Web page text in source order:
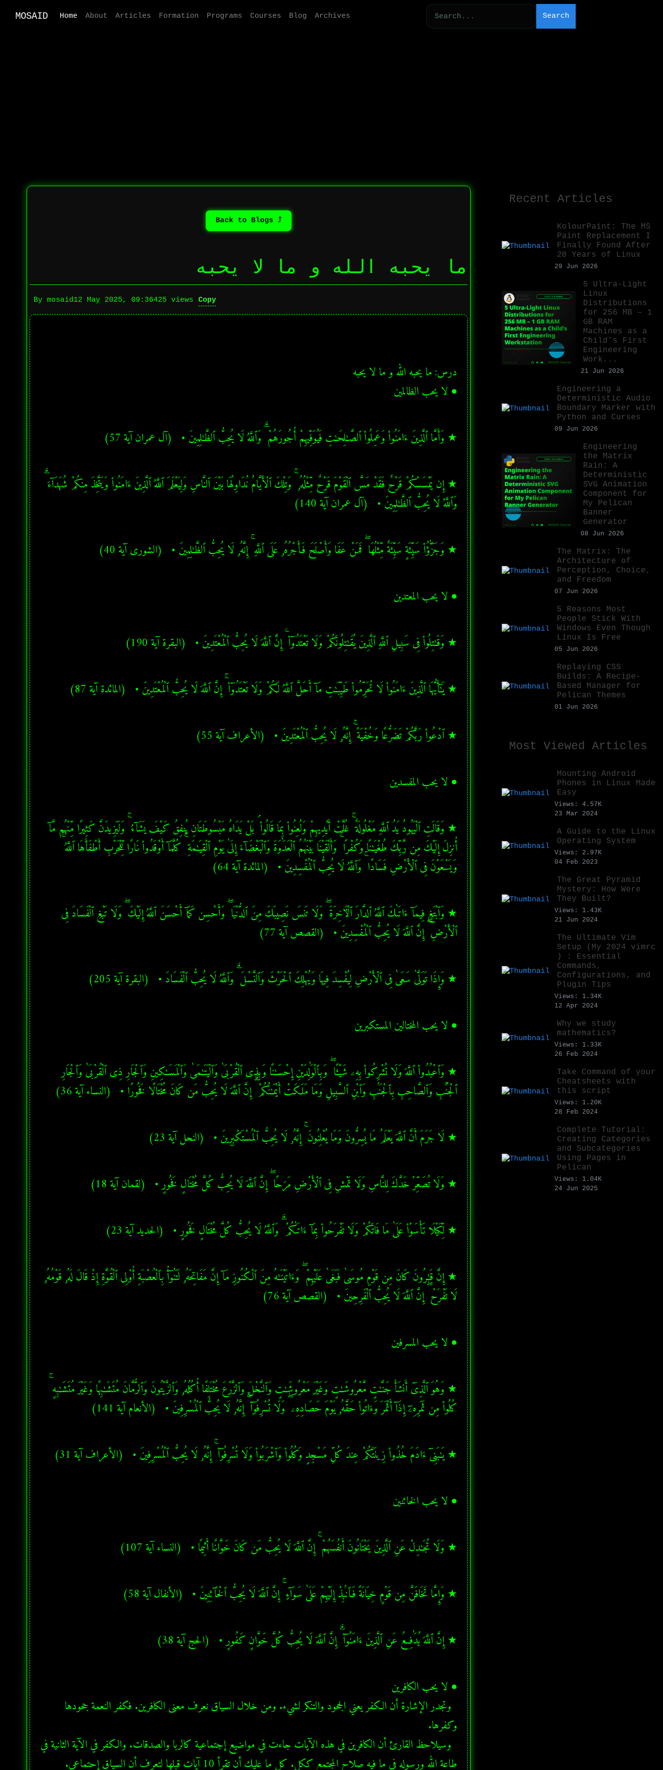
MOSAID Home About Articles Formation Programs Courses Blog Archives Search
⤴ Back to Blogs
ما يحبه الله و ما لا يحبه
By mosaid12 May 2025, 09:36425 views Copy
● لا يحب الظالمين
★ وَأَمَّا ٱلَّذِينَ ءَامَنُوا۟ وَعَمِلُوا۟ ٱلصَّـٰلِحَـٰتِ فَيُوَفِّيهِمْ أُجُورَهُمْ ۗ وَٱللَّهُ لَا يُحِبُّ ٱلظَّـٰلِمِينَ •   (آل عمران آية 57)
وَٱللَّهُ لَا يُحِبُّ ٱلظَّـٰلِمِينَ •   (آل عمران آية 140)
★ وَجَزَٰٓؤُا۟ سَيِّئَةٍ سَيِّئَةٌ مِّثْلُهَا ۖ فَمَنْ عَفَا وَأَصْلَحَ فَأَجْرُهُۥ عَلَى ٱللَّهِ ۚ إِنَّهُۥ لَا يُحِبُّ ٱلظَّـٰلِمِينَ •   (الشورى آية 40)
● لا يحب المعتدين
★ وَقَـٰتِلُوا۟ فِى سَبِيلِ ٱللَّهِ ٱلَّذِينَ يُقَـٰتِلُونَكُمْ وَلَا تَعْتَدُوٓا۟ ۚ إِنَّ ٱللَّهَ لَا يُحِبُّ ٱلْمُعْتَدِينَ •   (البقرة آية 190)
★ يَـٰٓأَيُّهَا ٱلَّذِينَ ءَامَنُوا۟ لَا تُحَرِّمُوا۟ طَيِّبَـٰتِ مَآ أَحَلَّ ٱللَّهُ لَكُمْ وَلَا تَعْتَدُوٓا۟ ۚ إِنَّ ٱللَّهَ لَا يُحِبُّ ٱلْمُعْتَدِينَ •   (المائدة آية 87)
★ ٱدْعُوا۟ رَبَّكُمْ تَضَرُّعًا وَخُفْيَةً ۚ إِنَّهُۥ لَا يُحِبُّ ٱلْمُعْتَدِينَ •   (الأعراف آية 55)
● لا يحب المفسدين
★ وَقَالَتِ ٱلْيَهُودُ يَدُ ٱللَّهِ مَغْلُولَةٌ ۚ غُلَّتْ أَيْدِيهِمْ وَلُعِنُوا۟ بِمَا قَالُوا۟ ۘ بَلْ يَدَاهُ مَبْسُوطَتَانِ يُنفِقُ كَيْفَ يَشَآءُ ۚ وَلَيَزِيدَنَّ كَثِيرًا مِّنْهُم مَّآ
وَيَسْعَوْنَ فِى ٱلْأَرْضِ فَسَادًا ۚ وَٱللَّهُ لَا يُحِبُّ ٱلْمُفْسِدِينَ •   (المائدة آية 64)
ٱلْأَرْضِ ۖ إِنَّ ٱللَّهَ لَا يُحِبُّ ٱلْمُفْسِدِينَ •   (القصص آية 77)
★ وَإِذَا تَوَلَّىٰ سَعَىٰ فِى ٱلْأَرْضِ لِيُفْسِدَ فِيهَا وَيُهْلِكَ ٱلْحَرْثَ وَٱلنَّسْلَ ۗ وَٱللَّهُ لَا يُحِبُّ ٱلْفَسَادَ •   (البقرة آية 205)
● لا يحب المختالين المستكبرين
★ وَٱعْبُدُوا۟ ٱللَّهَ وَلَا تُشْرِكُوا۟ بِهِۦ شَيْـًٔا ۖ وَبِٱلْوَٰلِدَيْنِ إِحْسَـٰنًا وَبِذِى ٱلْقُرْبَىٰ وَٱلْيَتَـٰمَىٰ وَٱلْمَسَـٰكِينِ وَٱلْجَارِ ذِى ٱلْقُرْبَىٰ وَٱلْجَارِ
ٱلْجُنُبِ وَٱلصَّاحِبِ بِٱلْجَنۢبِ وَٱبْنِ ٱلسَّبِيلِ وَمَا مَلَكَتْ أَيْمَـٰنُكُمْ ۗ إِنَّ ٱللَّهَ لَا يُحِبُّ مَن كَانَ مُخْتَالًا فَخُورًا •   (النساء آية 36)
★ لَا جَرَمَ أَنَّ ٱللَّهَ يَعْلَمُ مَا يُسِرُّونَ وَمَا يُعْلِنُونَ ۚ إِنَّهُۥ لَا يُحِبُّ ٱلْمُسْتَكْبِرِينَ •   (النحل آية 23)
★ وَلَا تُصَعِّرْ خَدَّكَ لِلنَّاسِ وَلَا تَمْشِ فِى ٱلْأَرْضِ مَرَحًا ۖ إِنَّ ٱللَّهَ لَا يُحِبُّ كُلَّ مُخْتَالٍ فَخُورٍ •   (لقمان آية 18)
★ لِّكَيْلَا تَأْسَوْا۟ عَلَىٰ مَا فَاتَكُمْ وَلَا تَفْرَحُوا۟ بِمَآ ءَاتَىٰكُمْ ۗ وَٱللَّهُ لَا يُحِبُّ كُلَّ مُخْتَالٍ فَخُورٍ •   (الحديد آية 23)
لَا تَفْرَحْ ۖ إِنَّ ٱللَّهَ لَا يُحِبُّ ٱلْفَرِحِينَ •   (القصص آية 76)
● لا يحب المسرفين
كُلُوا۟ مِن ثَمَرِهِۦٓ إِذَآ أَثْمَرَ وَءَاتُوا۟ حَقَّهُۥ يَوْمَ حَصَادِهِۦ ۖ وَلَا تُسْرِفُوٓا۟ ۚ إِنَّهُۥ لَا يُحِبُّ ٱلْمُسْرِفِينَ •   (الأنعام آية 141)
★ يَـٰبَنِىٓ ءَادَمَ خُذُوا۟ زِينَتَكُمْ عِندَ كُلِّ مَسْجِدٍ وَكُلُوا۟ وَٱشْرَبُوا۟ وَلَا تُسْرِفُوٓا۟ ۚ إِنَّهُۥ لَا يُحِبُّ ٱلْمُسْرِفِينَ •   (الأعراف آية 31)
● لا يحب الخائنين
★ وَلَا تُجَـٰدِلْ عَنِ ٱلَّذِينَ يَخْتَانُونَ أَنفُسَهُمْ ۚ إِنَّ ٱللَّهَ لَا يُحِبُّ مَن كَانَ خَوَّانًا أَثِيمًا •   (النساء آية 107)
★ وَإِمَّا تَخَافَنَّ مِن قَوْمٍ خِيَانَةً فَٱنۢبِذْ إِلَيْهِمْ عَلَىٰ سَوَآءٍ ۚ إِنَّ ٱللَّهَ لَا يُحِبُّ ٱلْخَآئِنِينَ •   (الأنفال آية 58)
★ إِنَّ ٱللَّهَ يُدَٰفِعُ عَنِ ٱلَّذِينَ ءَامَنُوٓا۟ ۗ إِنَّ ٱللَّهَ لَا يُحِبُّ كُلَّ خَوَّانٍ كَفُورٍ •   (الحج آية 38)
Recent Articles
KolourPaint: The MS
Paint Replacement I
Finally Found After
20 Years of Linux
29 Jun 2026
5 Ultra-Light
Linux
Distributions
for 256 MB – 1
GB RAM
Machines as a
Child’s First
Engineering
Work...
21 Jun 2026
Engineering a
Deterministic Audio
Boundary Marker with
Python and Curses
09 Jun 2026
Engineering
the Matrix
Rain: A
Deterministic
SVG Animation
Component for
My Pelican
Banner
Generator
08 Jun 2026
The Matrix: The
Architecture of
Perception, Choice,
and Freedom
07 Jun 2026
5 Reasons Most
People Stick With
Windows Even Though
Linux Is Free
05 Jun 2026
Replaying CSS
Builds: A Recipe-
Based Manager for
Pelican Themes
01 Jun 2026
Most Viewed Articles
Mounting Android
Phones in Linux Made
Easy
Views: 4.57K
23 Mar 2024
A Guide to the Linux
Operating System
Views: 2.97K
04 Feb 2023
The Great Pyramid
Mystery: How Were
They Built?
Views: 1.43K
21 Jun 2024
The Ultimate Vim
Setup (My 2024 vimrc
) : Essential
Commands,
Configurations, and
Plugin Tips
Views: 1.34K
12 Apr 2024
Why we study
mathematics?
Views: 1.33K
26 Feb 2024
Take Command of your
Cheatsheets with
this script
Views: 1.20K
28 Feb 2024
Complete Tutorial:
Creating Categories
and Subcategories
Using Pages in
Pelican
Views: 1.04K
24 Jun 2025